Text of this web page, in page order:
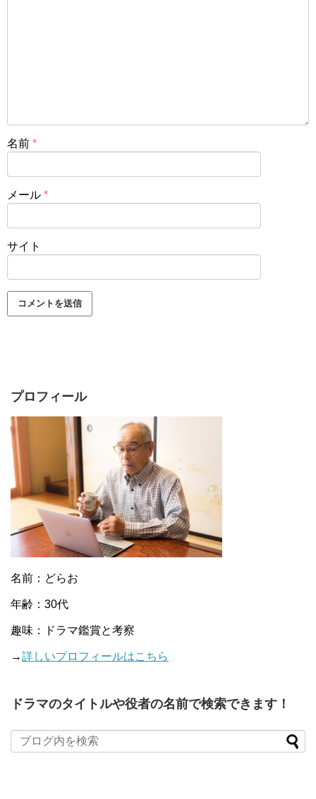
名前 *
メール *
サイト
プロフィール
名前：どらお
年齢：30代
趣味：ドラマ鑑賞と考察
→詳しいプロフィールはこちら
ドラマのタイトルや役者の名前で検索できます！